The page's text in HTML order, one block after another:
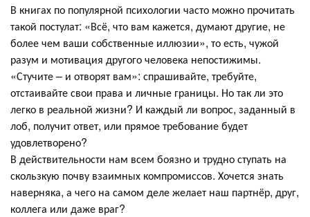
В книгах по популярной психологии часто можно прочитать
такой постулат: «Всё, что вам кажется, думают другие, не
более чем ваши собственные иллюзии», то есть, чужой
разум и мотивация другого человека непостижимы.
«Стучите – и отворят вам»: спрашивайте, требуйте,
отстаивайте свои права и личные границы. Но так ли это
легко в реальной жизни? И каждый ли вопрос, заданный в
лоб, получит ответ, или прямое требование будет
удовлетворено?
В действительности нам всем боязно и трудно ступать на
скользкую почву взаимных компромиссов. Хочется знать
наверняка, а чего на самом деле желает наш партнёр, друг,
коллега или даже враг?